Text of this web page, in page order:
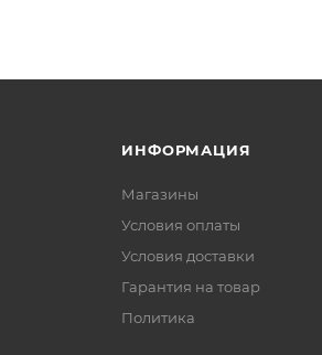
ИНФОРМАЦИЯ
Магазины
Условия оплаты
Условия доставки
Гарантия на товар
Политика